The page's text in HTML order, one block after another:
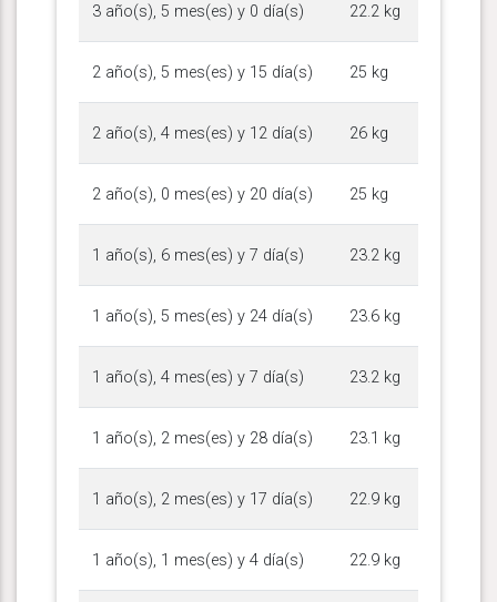
3 año(s), 5 mes(es) y 0 día(s) 22.2 kg
2 año(s), 5 mes(es) y 15 día(s) 25 kg
2 año(s), 4 mes(es) y 12 día(s) 26 kg
2 año(s), 0 mes(es) y 20 día(s) 25 kg
1 año(s), 6 mes(es) y 7 día(s) 23.2 kg
1 año(s), 5 mes(es) y 24 día(s) 23.6 kg
1 año(s), 4 mes(es) y 7 día(s) 23.2 kg
1 año(s), 2 mes(es) y 28 día(s) 23.1 kg
1 año(s), 2 mes(es) y 17 día(s) 22.9 kg
1 año(s), 1 mes(es) y 4 día(s) 22.9 kg